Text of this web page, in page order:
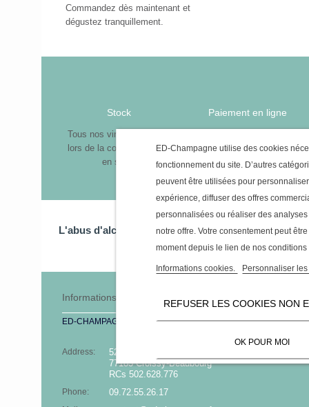
Commandez dès maintenant et
dégustez tranquillement.
Stock
Tous nos vins disponibles
lors de la commande sont
en stock
Paiement en ligne
L'abus d'alcool est dangereux pour la santé, à
Informations
ED-CHAMPAGNE
Address:
52 rue d'Emerainville
77183 Croissy-Beaubourg
RCs 502.628.776
Phone: 09.72.55.26.17
ED-Champagne utilise des cookies
fonctionnement du site. D’autres
peuvent être utilisées pour
expérience, diffuser des offres
personnalisées ou réaliser des
notre offre. Votre consentement peut
moment depuis le lien de nos
Informations cookies. Personnaliser
REFUSER LES COOKIES NON
OK POUR MOI